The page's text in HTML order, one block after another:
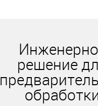
решение